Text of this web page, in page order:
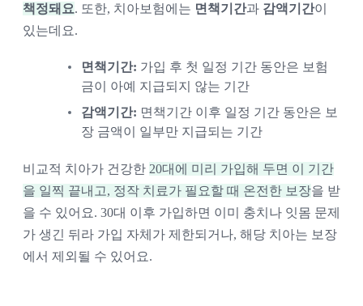
책정돼요. 또한, 치아보험에는 면책기간과 감액기간이
있는데요.
면책기간: 가입 후 첫 일정 기간 동안은 보험
금이 아예 지급되지 않는 기간
감액기간: 면책기간 이후 일정 기간 동안은 보
장 금액이 일부만 지급되는 기간
비교적 치아가 건강한 20대에 미리 가입해 두면 이 기간
을 일찍 끝내고, 정작 치료가 필요할 때 온전한 보장을 받
을 수 있어요. 30대 이후 가입하면 이미 충치나 잇몸 문제
가 생긴 뒤라 가입 자체가 제한되거나, 해당 치아는 보장
에서 제외될 수 있어요.